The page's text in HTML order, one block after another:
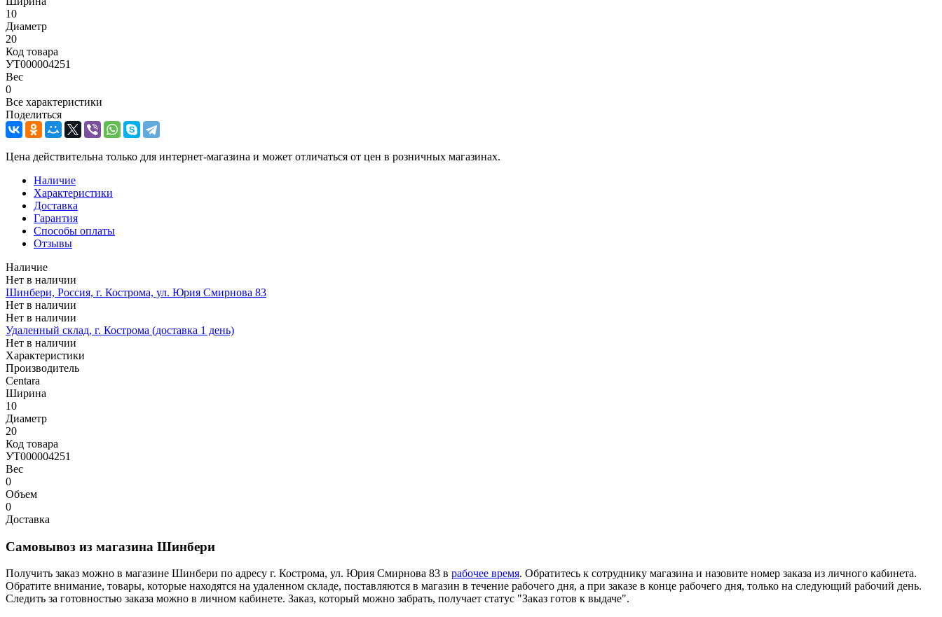
10
Диаметр
20
Код товара
УТ000004251
Вес
0
Все характеристики
Поделиться
Цена действительна только для интернет-магазина и может отличаться от цен в розничных магазинах.
Наличие
Характеристики
Доставка
Гарантия
Способы оплаты
Отзывы
Наличие
Нет в наличии
Шинбери, Россия, г. Кострома, ул. Юрия Смирнова 83
Нет в наличии
Нет в наличии
Удаленный склад, г. Кострома (доставка 1 день)
Нет в наличии
Характеристики
Производитель
Centara
Ширина
10
Диаметр
20
Код товара
УТ000004251
Вес
0
Объем
0
Доставка
Самовывоз из магазина Шинбери
Получить заказ можно в магазине Шинбери по адресу г. Кострома, ул. Юрия Смирнова 83 в рабочее время. Обратитесь к сотруднику магазина и назовите номер заказа из личного кабинета.
Обратите внимание, товары, которые находятся на удаленном складе, поставляются в магазин в течение рабочего дня, а при заказе в конце рабочего дня, только на следующий рабочий день.
Следить за готовностью заказа можно в личном кабинете. Заказ, который можно забрать, получает статус "Заказ готов к выдаче".